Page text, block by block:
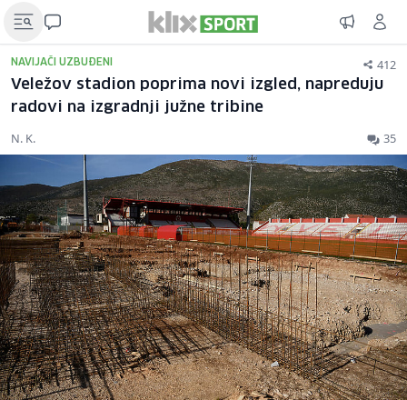
NAVIJAČI UZBUĐENI 412
Veležov stadion poprima novi izgled, napreduju
radovi na izgradnji južne tribine
N. K. 35